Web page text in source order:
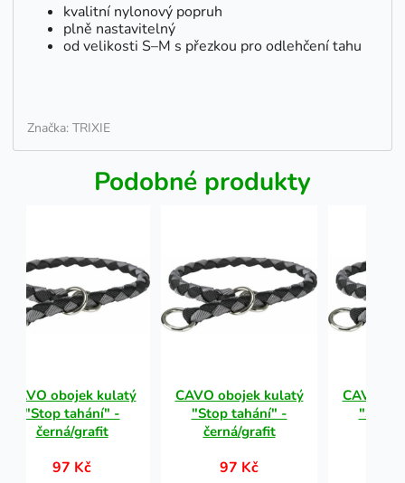
kvalitní nylonový popruh
plně nastavitelný
od velikosti S–M s přezkou pro odlehčení tahu
Značka: TRIXIE
Podobné produkty
CAVO obojek kulatý
"Stop tahání" -
černá/grafit
97 Kč
CAVO obojek kulatý
"Stop tahání" -
černá/grafit
97 Kč
CAVO
"Stop